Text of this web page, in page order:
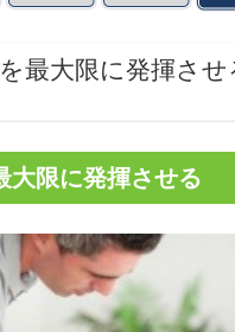
最大限に発揮させ
大限に発揮させる